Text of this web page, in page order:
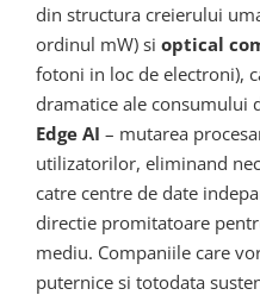
din structura creierului
ordinul mW) si optical
fotoni in loc de electroni),
dramatice ale consumului
Edge AI – mutarea
utilizatorilor, eliminand
catre centre de date
directie promitatoare
mediu. Companiile care
puternice si totodata